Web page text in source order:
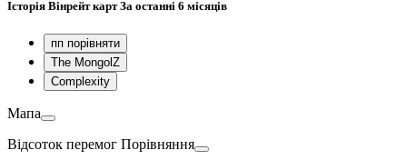
Історія Вінрейт картЗа останні 6 місяців
пп порівняти
The MongolZ
Complexity
Мапа
Відсоток перемог Порівняння